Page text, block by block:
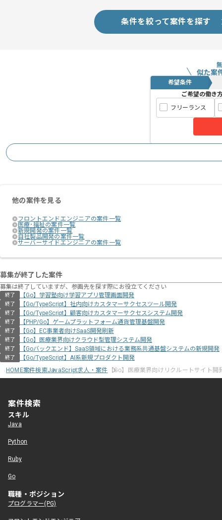
プロジェクトは長期を想定しており、
中長期的に腰をすえての参画を希望さ
条件を絞って案件を探す
似た案
希望条件
ご希望の働き
フリーランス
他の案件を見る
フロントエンドエンジニアの案件一覧
医療･福祉の案件一覧
新規開発の案件一覧
自社製品開発の案件一覧
サーバーサイドエンジニアの案件一覧
募集が終了した案件
募集は終了していますが、参画先を探す際にお役立てください
終了 【Go】学習塾向け学習アプリ管理画面開発
終了 【Go/TypeScript】社内向けカスタマーサクセスツール開発
終了 【Go/TypeScript】顧客向けカスタマーサクセスシステム開発
終了 【PHP/Go】ゲームプラットフォーム通貨管理基盤開発
終了 【Go】EC事業者向けSaaS開発刷新
終了 【Go】医療業界向けクラウド型管理システム開発
終了 【Goバックエンド】SaaS領域における業務系共通基盤システムの新規開発
終了
【Go/TypeScript】AI系新規プロダクト開発
HOME案件検索JavaScript求人・案件 【Go】医療業界向けリクルートサイト開
案件検索
スキル
Java
Python
Ruby
Go
職種・ポジション
プログラマー(PG)